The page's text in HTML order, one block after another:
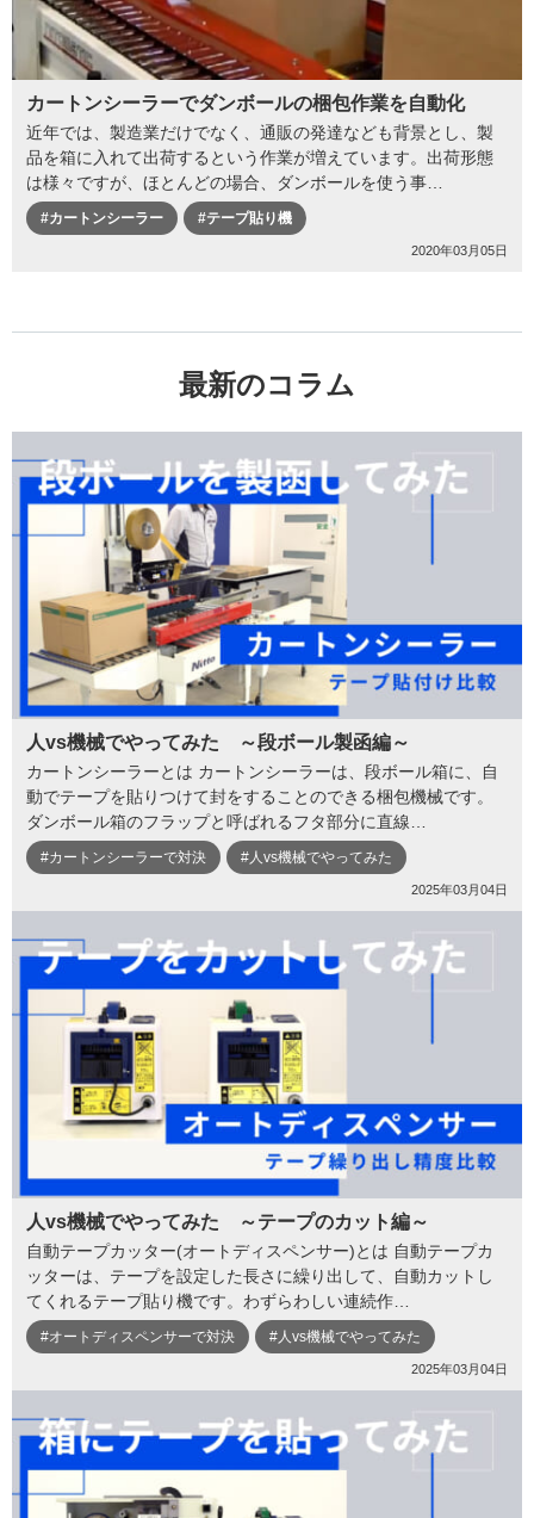
カートンシーラーでダンボールの梱包作業を自動化
近年では、製造業だけでなく、通販の発達なども背景とし、製
品を箱に入れて出荷するという作業が増えています。出荷形態
は様々ですが、ほとんどの場合、ダンボールを使う事…
#カートンシーラー #テープ貼り機
2020年03月05日
最新のコラム
人vs機械でやってみた ～段ボール製函編～
カートンシーラーとは カートンシーラーは、段ボール箱に、自
動でテープを貼りつけて封をすることのできる梱包機械です。
ダンボール箱のフラップと呼ばれるフタ部分に直線…
#カートンシーラーで対決 #人vs機械でやってみた
2025年03月04日
人vs機械でやってみた ～テープのカット編～
自動テープカッター(オートディスペンサー)とは 自動テープカ
ッターは、テープを設定した長さに繰り出して、自動カットし
てくれるテープ貼り機です。わずらわしい連続作…
#オートディスペンサーで対決 #人vs機械でやってみた
2025年03月04日